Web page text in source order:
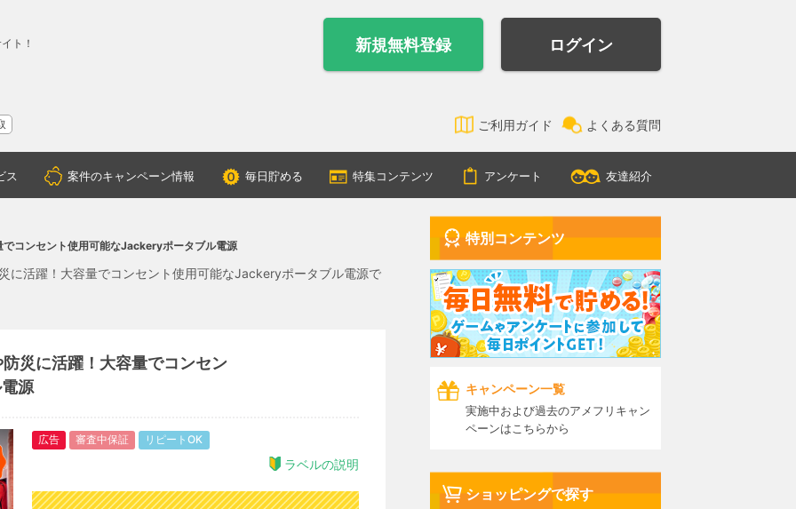
ト！ 新規無料登録 ログイン
ご利用ガイド よくある質問
ス 案件のキャンペーン情報 毎日貯める 特集コンテンツ アンケート 友達紹介
コンセント使用可能なJackeryポータブル電源
に活躍！大容量でコンセント使用可能なJackeryポータブル電源で
災に活躍！大容量でコンセン
源
広告 審査中保証 リピートOK
ラベルの説明
特別コンテンツ
キャンペーン一覧
実施中および過去のアメフリキャン
ペーンはこちらから
ショッピングで探す